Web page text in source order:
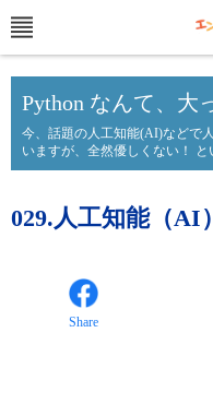
Python なんて、大
今、話題の人工知能(AI)などで
いますが、全然優しくない！
029.人工知能（AI
Share